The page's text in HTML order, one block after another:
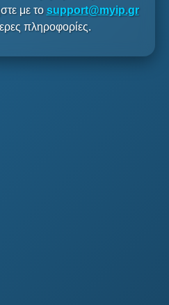
με το support@myip.gr
πληροφορίες.